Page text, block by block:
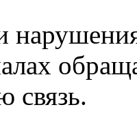
связь.